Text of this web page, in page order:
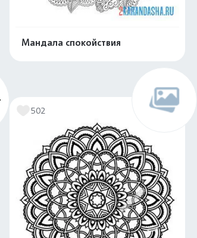
Мандала спокойствия
502